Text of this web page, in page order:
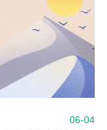
06-04